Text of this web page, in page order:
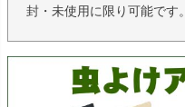
封・未使用に限り可能です。